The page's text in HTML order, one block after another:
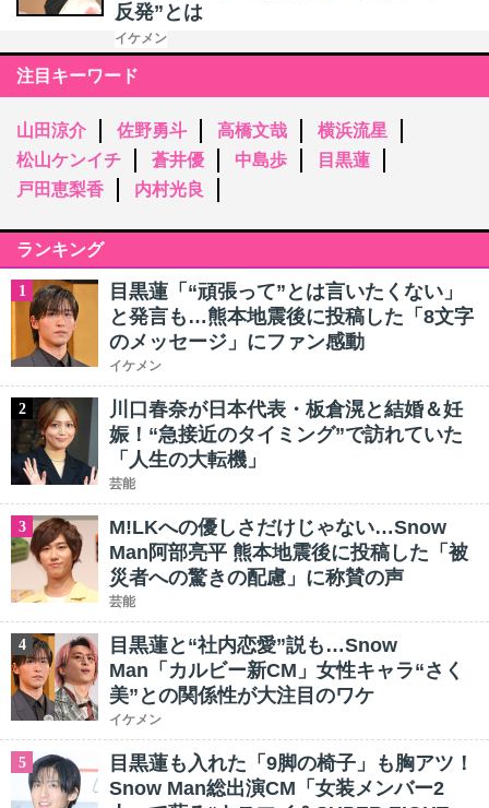
反発”とは
イケメン
注目キーワード
山田涼介 佐野勇斗 高橋文哉
横浜流星
松山ケンイチ
蒼井優 中島歩
目黒蓮
戸田恵梨香
内村光良
ランキング
1
目黒蓮「“頑張って”とは言いたくない」
と発言も…熊本地震後に投稿した「8文字
のメッセージ」にファン感動
イケメン
2
川口春奈が日本代表・板倉滉と結婚＆妊
娠！“急接近のタイミング”で訪れていた
「人生の大転機」
芸能
3
M!LKへの優しさだけじゃない…Snow
Man阿部亮平 熊本地震後に投稿した「被
災者への驚きの配慮」に称賛の声
芸能
4
目黒蓮と“社内恋愛”説も…Snow
Man「カルビー新CM」女性キャラ“さく
美”との関係性が大注目のワケ
イケメン
5
目黒蓮も入れた「9脚の椅子」も胸アツ！
Snow Man総出演CM「女装メンバー2